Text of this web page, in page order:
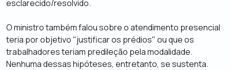
esclarecido/resolvido.
O ministro também falou sobre o atendimento presencial
teria por objetivo "justificar os prédios" ou que os
trabalhadores teriam predileção pela modalidade.
Nenhuma dessas hipóteses, entretanto, se sustenta.